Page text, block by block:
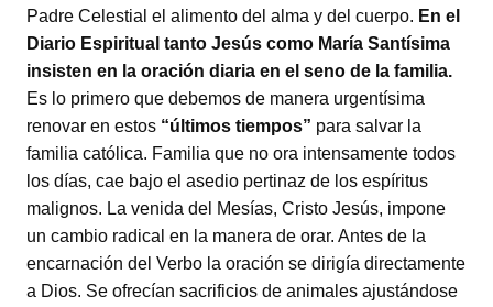
Padre Celestial el alimento del alma y del cuerpo. En el
Diario Espiritual tanto Jesús como María Santísima
insisten en la oración diaria en el seno de la familia.
Es lo primero que debemos de manera urgentísima
renovar en estos “últimos tiempos” para salvar la
familia católica. Familia que no ora intensamente todos
los días, cae bajo el asedio pertinaz de los espíritus
malignos. La venida del Mesías, Cristo Jesús, impone
un cambio radical en la manera de orar. Antes de la
encarnación del Verbo la oración se dirigía directamente
a Dios. Se ofrecían sacrificios de animales ajustándose